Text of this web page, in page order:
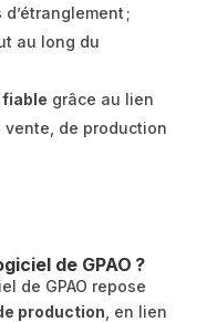
;
au long du
grâce au lien
de production
de GPAO ?
de GPAO repose
production , en lien